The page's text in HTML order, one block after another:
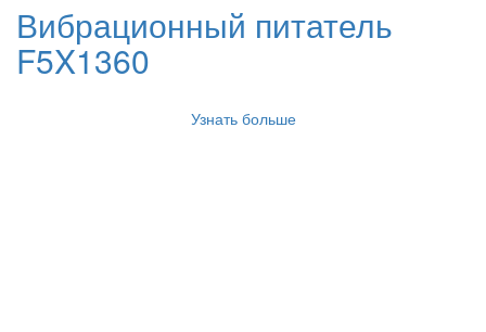
Вибрационный питатель
F5X1360
Узнать больше